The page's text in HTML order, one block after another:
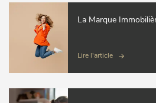
La Marque
Lire l'article